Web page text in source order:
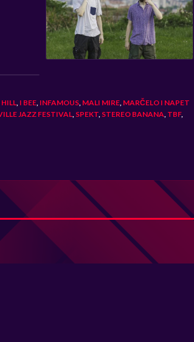
HILL I BEE INFAMOUS MALI MIRE MARČELO I NAPET
JAZZ FESTIVAL SPEKT STEREO BANANA TBF,